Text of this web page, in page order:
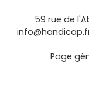
59 rue de
Page